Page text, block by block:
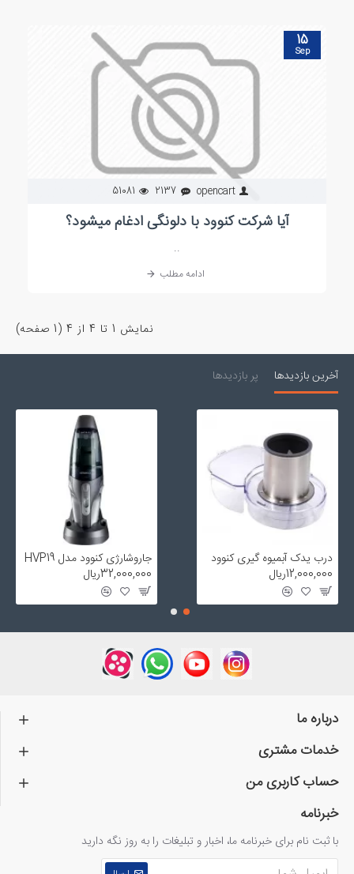
15
Sep
opencart
2137
51081
آیا شرکت کنوود با دلونگی ادغام میشود؟
..
ادامه مطلب
نمايش 1 تا 4 از 4 (1 صفحه)
آخرین بازدیدها پر بازدیدها
درب یدک آبمیوه گیری کنوود
12,000,000ریال
جاروشارژی کنوود مدل HVP19
32,000,000ریال
درباره ما
خدمات مشتری
حساب کاربری من
خبرنامه
با ثبت نام برای خبرنامه ما، اخبار و تبلیغات را به روز نگه دارید